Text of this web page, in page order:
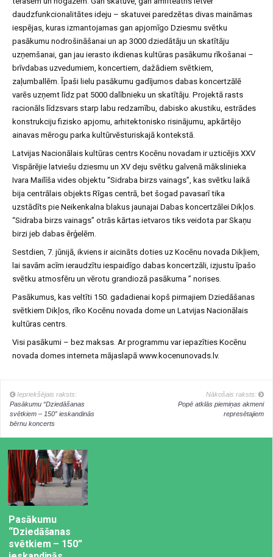
daudzfunkcionalitātes ideju – skatuvei paredzētas divas maināmas
iespējas, kuras izmantojamas gan apjomīgo Dziesmu svētku
pasākumu nodrošināšanai un ap 3000 dziedātāju un skatītāju
uzņemšanai, gan jau ierasto ikdienas kultūras pasākumu rīkošanai –
brīvdabas uzvedumiem, koncertiem, dažādiem svētkiem,
zaļumballēm. Īpaši lielu pasākumu gadījumos dabas koncertzālē
varēs uzņemt līdz pat 5000 dalībnieku un skatītāju. Projektā rasts
racionāls līdzsvars starp labu redzamību, dabisko akustiku, estrādes
konstrukciju fizisko apjomu, arhitektonisko risinājumu, apkārtējo
ainavas mērogu parka kultūrvēsturiskajā kontekstā.
Latvijas Nacionālais kultūras centrs Kocēnu novadam ir uzticējis XXV
Vispārējie latviešu dziesmu un XV deju svētku galvenā mākslinieka
Ivara Mailīša vides objektu “Sidraba birzs vainags”, kas svētku laikā
bija centrālais objekts Rīgas centrā, bet šogad pavasarī tika
uzstādīts pie Neikenkalna blakus jaunajai Dabas koncertzālei Dikļos.
“Sidraba birzs vainags” otrās kārtas ietvaros tiks veidota par Skaņu
birzi jeb dabas ērģelēm.
Sestdien, 7. jūnijā, ikviens ir aicināts doties uz Kocēnu novada Dikļiem,
lai savām acīm ieraudzītu iespaidīgo dabas koncertzāli, izjustu īpašo
svētku atmosfēru un vērotu grandiozā pasākuma ” norises.
Pasākumus, kas veltīti 150. gadadienai kopš pirmajiem Dziedāšanas
svētkiem Dikļos, rīko Kocēnu novada dome un Latvijas Nacionālais
kultūras centrs.
Visi pasākumi – bez maksas. Ar programmu var iepazīties Kocēnu
novada domes interneta mājaslapā www.kocenunovads.lv.
Iepriekšējais raksts:
Pasākumu “Dziedāšanas
svētkiem – 150” ieskandinās
bērnu koncerts
Nākošais raksts:
Popē atklās piemiņas akmeni
represētajiem
Pasākumu
“Dziedāšanas
svētkiem – 150”